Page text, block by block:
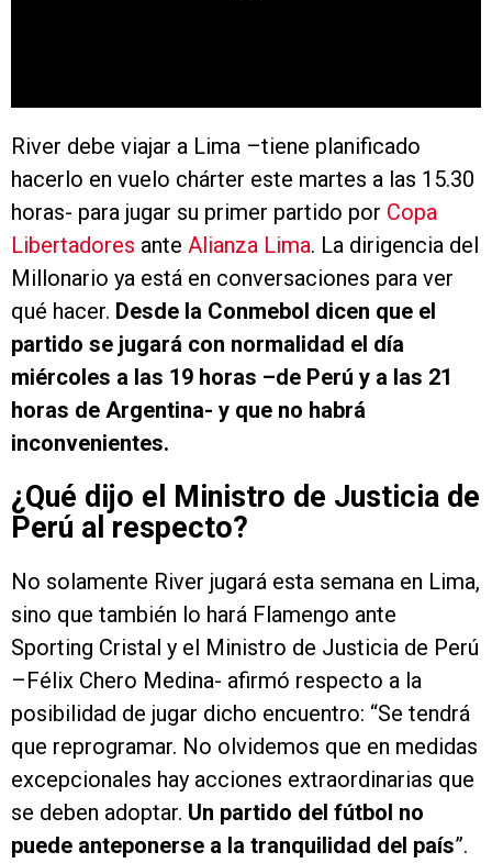
River debe viajar a Lima –tiene planificado
hacerlo en vuelo chárter este martes a las 15.30
horas- para jugar su primer partido por Copa
Libertadores ante Alianza Lima. La dirigencia del
Millonario ya está en conversaciones para ver
qué hacer. Desde la Conmebol dicen que el
partido se jugará con normalidad el día
miércoles a las 19 horas –de Perú y a las 21
horas de Argentina- y que no habrá
inconvenientes.
¿Qué dijo el Ministro de Justicia de
Perú al respecto?
No solamente River jugará esta semana en Lima,
sino que también lo hará Flamengo ante
Sporting Cristal y el Ministro de Justicia de Perú
–Félix Chero Medina- afirmó respecto a la
posibilidad de jugar dicho encuentro: “Se tendrá
que reprogramar. No olvidemos que en medidas
excepcionales hay acciones extraordinarias que
se deben adoptar. Un partido del fútbol no
puede anteponerse a la tranquilidad del país”.